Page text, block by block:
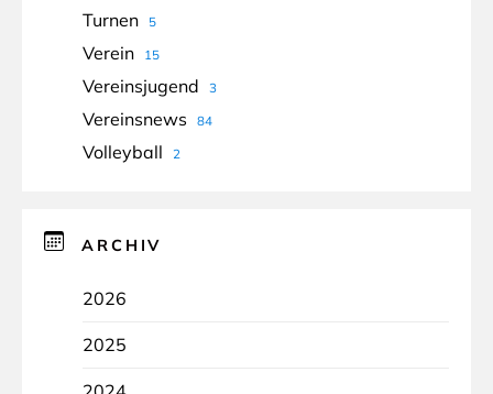
Turnen 5
Verein 15
Vereinsjugend 3
Vereinsnews 84
Volleyball 2
ARCHIV
2026
2025